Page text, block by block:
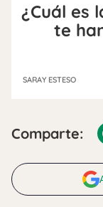
¿Cuál es
te
SARAY ESTESO
Comparte: